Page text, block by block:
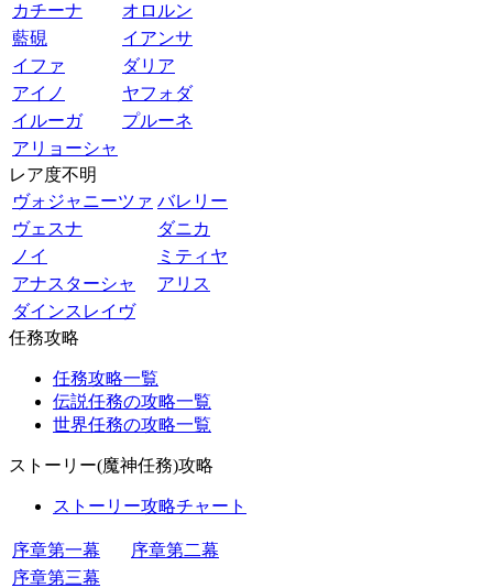
カチーナ
オロルン
藍硯
イアンサ
イファ
ダリア
アイノ
ヤフォダ
イルーガ
プルーネ
アリョーシャ
レア度不明
ヴォジャニーツァ バレリー
ヴェスナ
ダニカ
ノイ
ミティヤ
アナスターシャ
アリス
ダインスレイヴ
任務攻略
任務攻略一覧
伝説任務の攻略一覧
世界任務の攻略一覧
ストーリー(魔神任務)攻略
ストーリー攻略チャート
序章第一幕
序章第二幕
序章第三幕